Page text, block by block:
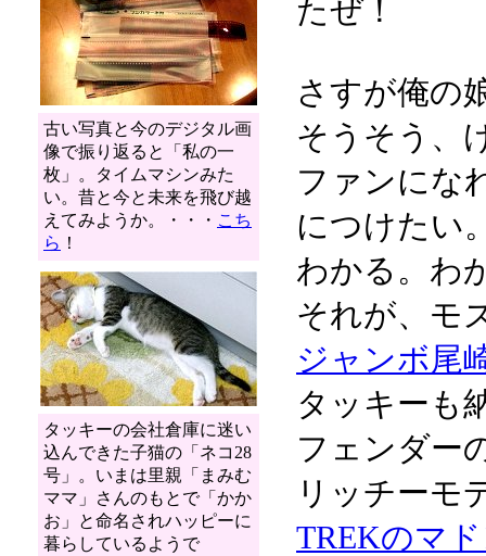
古い写真と今のデジタル画
像で振り返ると「私の一
枚」。タイムマシンみた
い。昔と今と未来を飛び越
えてみようか。・・・ こち
ら ！
タッキーの会社倉庫に迷い
込んできた子猫の「ネコ28
号」。いまは里親「まみむ
ママ」さんのもとで「かか
お」と命名されハッピーに
暮らしているようで
たぜ！
さすが俺の
そうそう、
ファンにな
につけたい
わかる。わ
それが、モ
ジャンボ尾
タッキーも
フェンダー
リッチーモ
TREKのマ